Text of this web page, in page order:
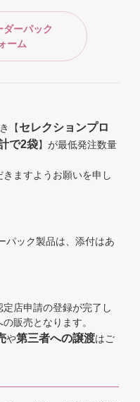
ダーパック
ーム
【セレクションプロ
で2袋】が最低発注数量
ますようお願いを申し
パック製品は、添付はあ
店申請の登録が完了し
販売となります。
や第三者への譲渡はご